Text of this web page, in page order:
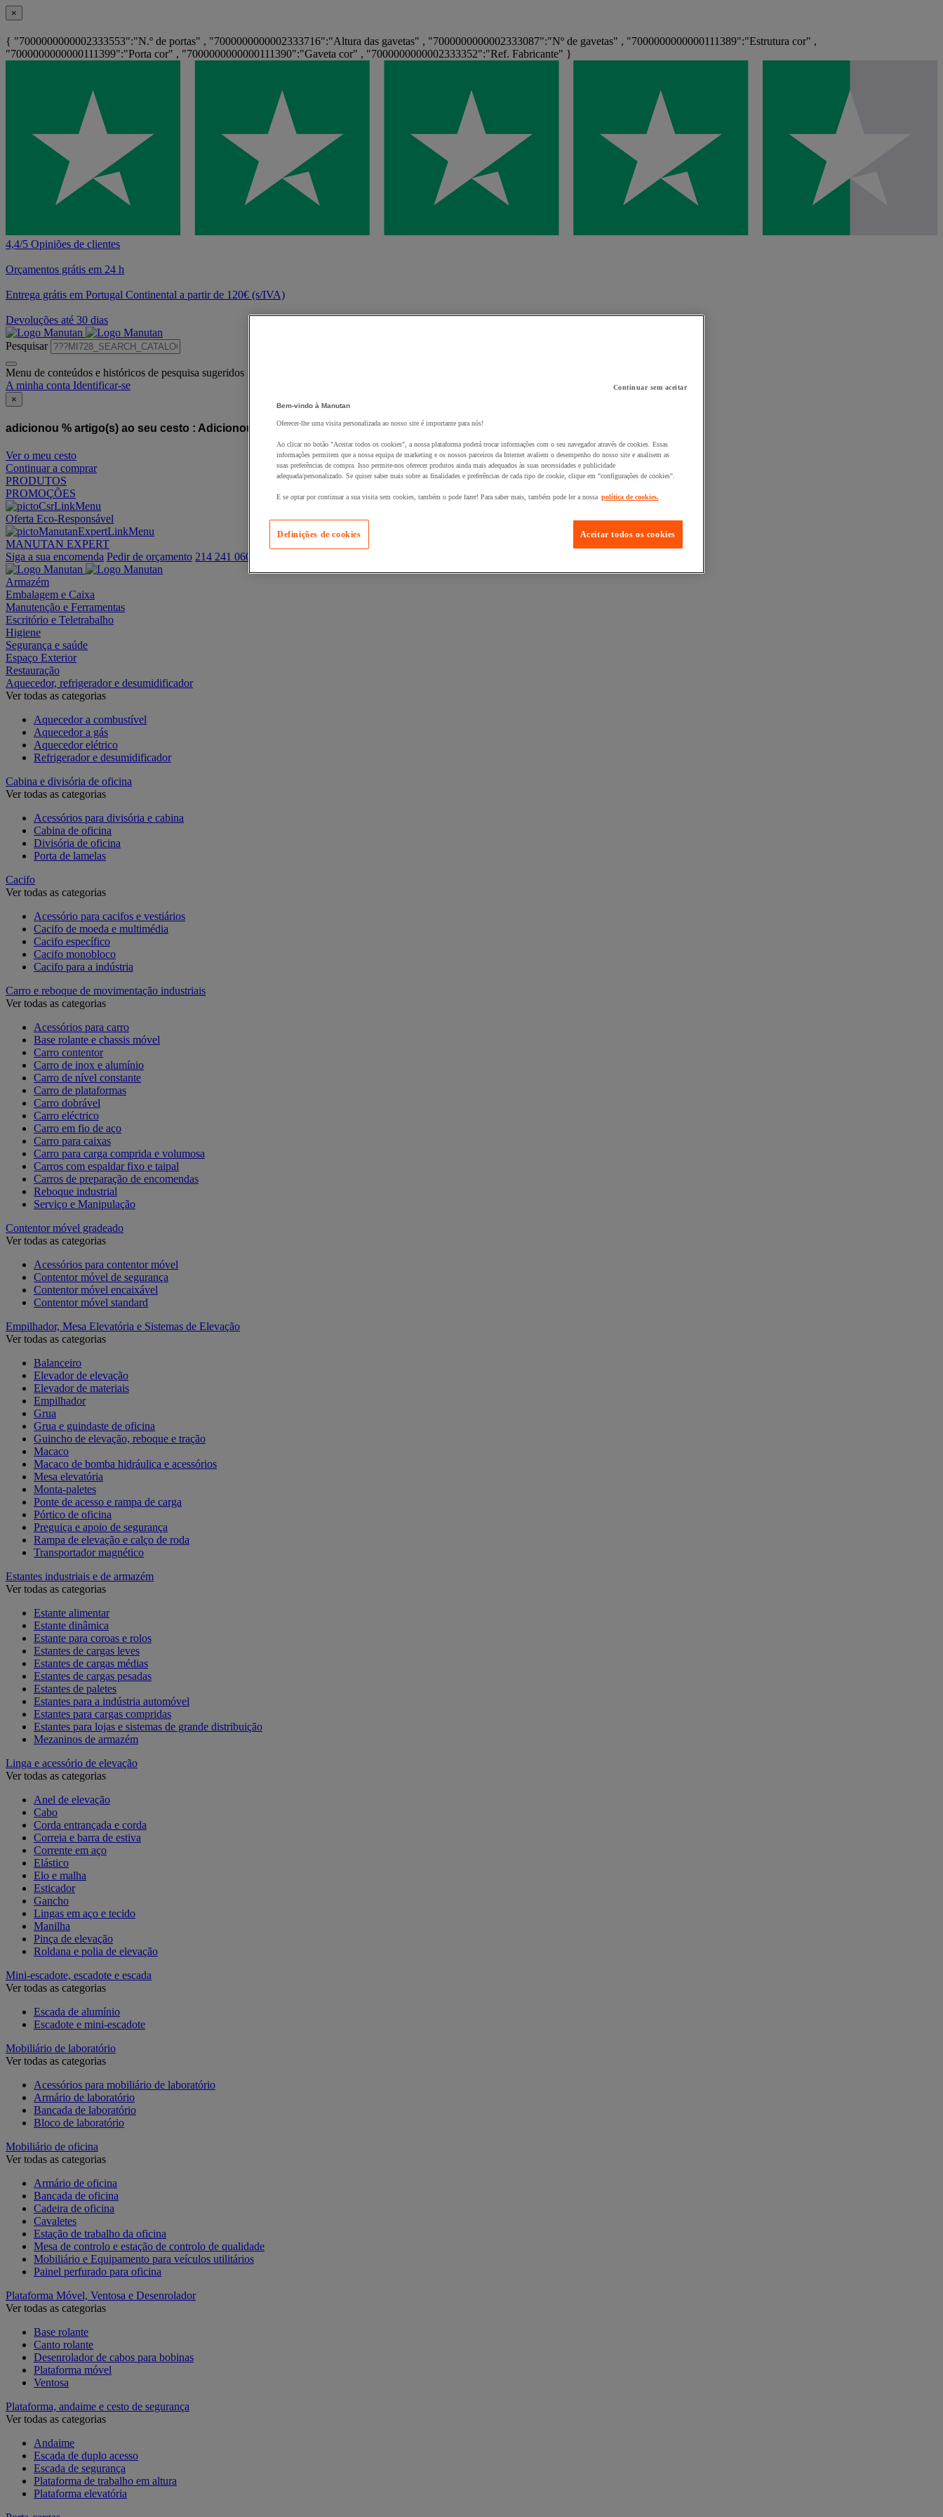
×
{ "7000000000002333553":"N.º de portas" , "7000000000002333716":"Altura das gavetas" , "7000000000002333087":"Nº de gavetas" , "7000000000000111389":"Estrutura cor" ,
"7000000000000111399":"Porta cor" , "7000000000000111390":"Gaveta cor" , "7000000000002333352":"Ref. Fabricante" }
4,4/5 Opiniões de clientes
Orçamentos grátis em 24 h
Entrega grátis em Portugal Continental a partir de 120€ (s/IVA)
Devoluções até 30 dias
Pesquisar
Menu de conteúdos e históricos de pesquisa sugeridos
A minha conta Identificar-se
×
adicionou % artigo(s) ao seu cesto : Adicionou este artigo ao seu cesto :
Ver o meu cesto
Continuar a comprar
PRODUTOS
PROMOÇÕES
Oferta Eco-Responsável
MANUTAN EXPERT
Siga a sua encomenda Pedir de orçamento 214 241 060
Armazém
Embalagem e Caixa
Manutenção e Ferramentas
Escritório e Teletrabalho
Higiene
Segurança e saúde
Espaço Exterior
Restauração
Aquecedor, refrigerador e desumidificador
Ver todas as categorias
Aquecedor a combustível
Aquecedor a gás
Aquecedor elétrico
Refrigerador e desumidificador
Cabina e divisória de oficina
Ver todas as categorias
Acessórios para divisória e cabina
Cabina de oficina
Divisória de oficina
Porta de lamelas
Cacifo
Ver todas as categorias
Acessório para cacifos e vestiários
Cacifo de moeda e multimédia
Cacifo específico
Cacifo monobloco
Cacifo para a indústria
Carro e reboque de movimentação industriais
Ver todas as categorias
Acessórios para carro
Base rolante e chassis móvel
Carro contentor
Carro de inox e alumínio
Carro de nível constante
Carro de plataformas
Carro dobrável
Carro eléctrico
Carro em fio de aço
Carro para caixas
Carro para carga comprida e volumosa
Carros com espaldar fixo e taipal
Carros de preparação de encomendas
Reboque industrial
Serviço e Manipulação
Contentor móvel gradeado
Ver todas as categorias
Acessórios para contentor móvel
Contentor móvel de segurança
Contentor móvel encaixável
Contentor móvel standard
Empilhador, Mesa Elevatória e Sistemas de Elevação
Ver todas as categorias
Balanceiro
Elevador de elevação
Elevador de materiais
Empilhador
Grua
Grua e guindaste de oficina
Guincho de elevação, reboque e tração
Macaco
Macaco de bomba hidráulica e acessórios
Mesa elevatória
Monta-paletes
Ponte de acesso e rampa de carga
Pórtico de oficina
Preguiça e apoio de segurança
Rampa de elevação e calço de roda
Transportador magnético
Estantes industriais e de armazém
Ver todas as categorias
Estante alimentar
Estante dinâmica
Estante para coroas e rolos
Estantes de cargas leves
Estantes de cargas médias
Estantes de cargas pesadas
Estantes de paletes
Estantes para a indústria automóvel
Estantes para cargas compridas
Estantes para lojas e sistemas de grande distribuição
Mezaninos de armazém
Linga e acessório de elevação
Ver todas as categorias
Anel de elevação
Cabo
Corda entrançada e corda
Correia e barra de estiva
Corrente em aço
Elástico
Elo e malha
Esticador
Gancho
Lingas em aço e tecido
Manilha
Pinça de elevação
Roldana e polia de elevação
Mini-escadote, escadote e escada
Ver todas as categorias
Escada de alumínio
Escadote e mini-escadote
Mobiliário de laboratório
Ver todas as categorias
Acessórios para mobiliário de laboratório
Armário de laboratório
Bancada de laboratório
Bloco de laboratório
Mobiliário de oficina
Ver todas as categorias
Armário de oficina
Bancada de oficina
Cadeira de oficina
Cavaletes
Estação de trabalho da oficina
Mesa de controlo e estação de controlo de qualidade
Mobiliário e Equipamento para veículos utilitários
Painel perfurado para oficina
Plataforma Móvel, Ventosa e Desenrolador
Ver todas as categorias
Base rolante
Canto rolante
Desenrolador de cabos para bobinas
Plataforma móvel
Ventosa
Plataforma, andaime e cesto de segurança
Ver todas as categorias
Andaime
Escada de duplo acesso
Escada de segurança
Plataforma de trabalho em altura
Plataforma elevatória
Continuar sem aceitar
Bem-vindo à Manutan
Oferecer-lhe uma visita personalizada ao nosso site é importante para nós!
Ao clicar no botão "Aceitar todos os cookies", a nossa plataforma poderá trocar informações com o seu navegador através de cookies. Essas
informações permitem que a nossa equipa de marketing e os nossos parceiros da Internet avaliem o desempenho do nosso site e analisem as
suas preferências de compra. Isso permite-nos oferecer produtos ainda mais adequados às suas necessidades e publicidade
adequada/personalizado. Se quiser saber mais sobre as finalidades e preferências de cada tipo de cookie, clique em "configurações de cookies".
E se optar por continuar a sua visita sem cookies, também o pode fazer! Para saber mais, também pode ler a nossa política de cookies.
Aceitar todos os cookies
Definições de cookies